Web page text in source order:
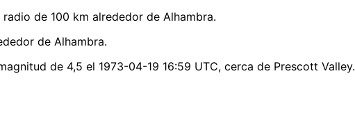
de 100 km alrededor de Alhambra.
de Alhambra.
de 4,5 el 1973-04-19 16:59 UTC, cerca de Prescott Valley.